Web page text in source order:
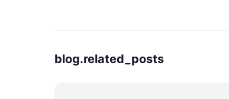
blog.related_posts